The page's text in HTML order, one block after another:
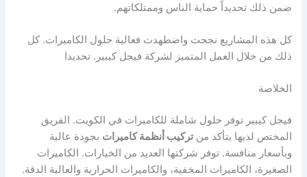
ضمن ذلك تحديداً حماية الناس وممتلكاتهم.
كل هذه المشاريع نجحت واضطهدت فعالية حلول الكاميرات. كل
ذلك من خلال العمل المتميز لشركة فيجل كيبير. تحديدا
الخلاصة
فيجل كيبير توفر حلول شاملة للكاميرات في الكويت. الفريق
المختص لديها يتأكد منتركيب أنظمة كاميرات بجودة عالية
وبأسعار منافسة. توفر شركتها العديد من الخيارات. الكاميرات
الصغيرة، الكاميرات المخفية، والكاميرات الحرارية والعالية الدقة.